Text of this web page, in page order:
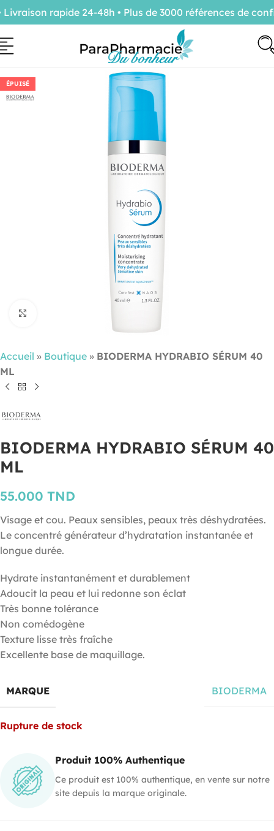
ÉPUISÉ
Accueil » Boutique » BIODERMA HYDRABIO SÉRUM 40
ML
BIODERMA HYDRABIO SÉRUM 40
ML
55.000 TND
Visage et cou. Peaux sensibles, peaux très déshydratées.
Le concentré générateur d’hydratation instantanée et
longue durée.
Hydrate instantanément et durablement
Adoucit la peau et lui redonne son éclat
Très bonne tolérance
Non comédogène
Texture lisse très fraîche
Excellente base de maquillage.
MARQUE BIODERMA
Rupture de stock
Produit 100% Authentique
Ce produit est 100% authentique, en vente sur notre
site depuis la marque originale.
rapide 24-48h • Plus de 3000 références de